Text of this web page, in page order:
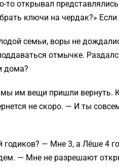
то открывал
ключи на чердак?»
семьи, воры не
отмычке.
дома?
им вещи пришли вернуть.
не скоро. — И ты
— Мне 3, а Лёше 4
— Мне не разрешают